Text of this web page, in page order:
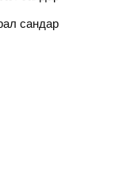
сандар